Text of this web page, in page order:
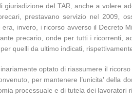
giurisdizione del TAR, anche a volere
prestavano servizio nel 2009,
invero, i ricorso avverso il Decreto
precario, onde per tutti i ricorrenti,
quelli da ultimo indicati,
optato di riassumere il
per mantenere l’unicita’ della
processuale e di tutela dei lavoratori